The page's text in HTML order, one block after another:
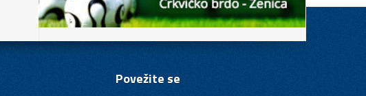
Povežite se